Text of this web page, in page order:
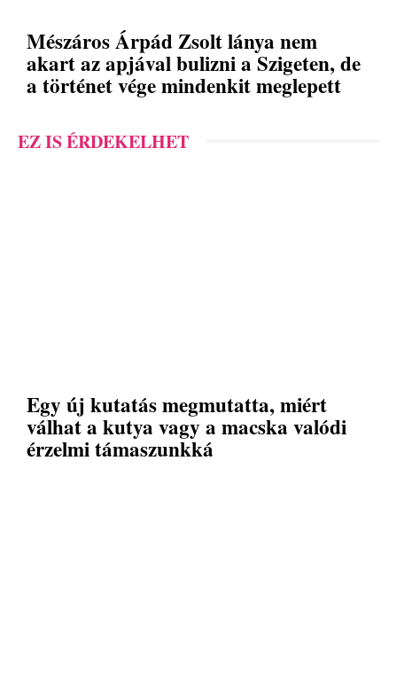
Mészáros Árpád Zsolt lánya nem
akart az apjával bulizni a Szigeten, de
a történet vége mindenkit meglepett
EZ IS ÉRDEKELHET
Egy új kutatás megmutatta, miért
válhat a kutya vagy a macska valódi
érzelmi támaszunkká